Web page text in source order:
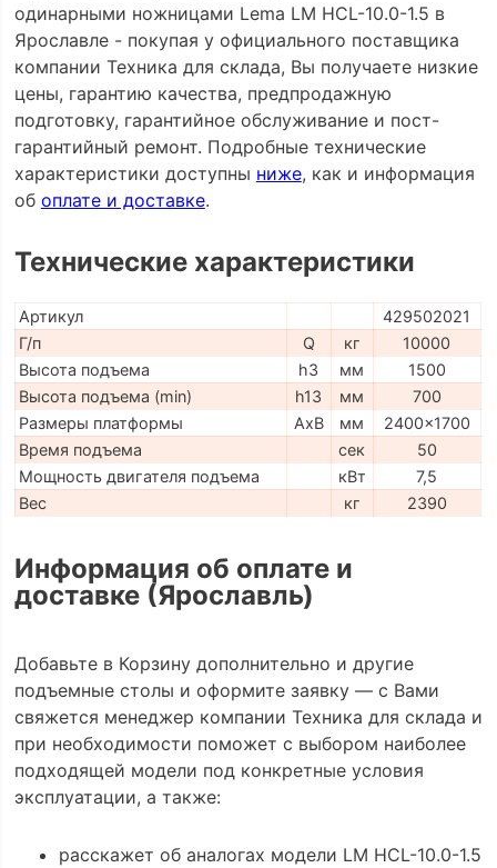
одинарными ножницами Lema LM HCL-10.0-1.5 в
Ярославле - покупая у официального поставщика
компании Техника для склада, Вы получаете низкие
цены, гарантию качества, предпродажную
подготовку, гарантийное обслуживание и пост-
гарантийный ремонт. Подробные технические
характеристики доступны ниже, как и информация
об оплате и доставке.
Технические характеристики
Артикул
429502021
Г/п
Q кг
10000
Высота подъема
h3 мм
1500
Высота подъема (min)
h13 мм
700
Размеры платформы
AxB мм
2400x1700
Время подъема
сек
50
Мощность двигателя подъема
кВт
7,5
Вес
кг 2390
Информация об оплате и
доставке (Ярославль)
Добавьте в Корзину дополнительно и другие
подъемные столы и оформите заявку — с Вами
свяжется менеджер компании Техника для склада и
при необходимости поможет с выбором наиболее
подходящей модели под конкретные условия
эксплуатации, а также:
расскажет об аналогах модели LM HCL-10.0-1.5